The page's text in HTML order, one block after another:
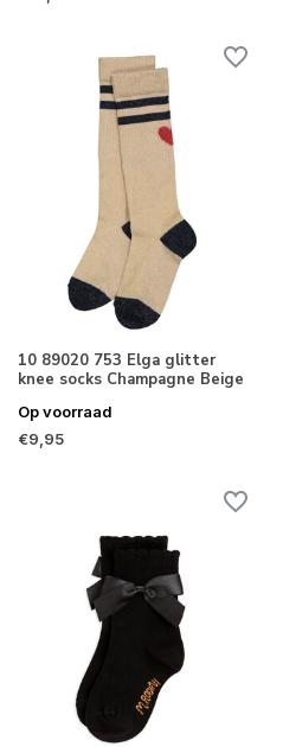
10 89020 753 Elga glitter
knee socks Champagne Beige
Op voorraad
€9,95